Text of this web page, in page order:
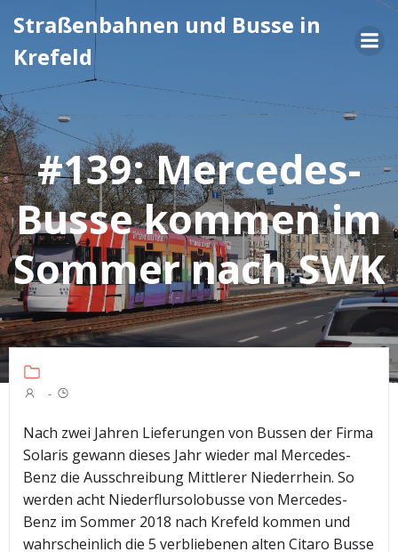
Inhalt
Straßenbahnen und Busse in
Krefeld
#139: Mercedes-
Busse kommen im
Sommer nach SWK
-
Nach zwei Jahren Lieferungen von Bussen der Firma
Solaris gewann dieses Jahr wieder mal Mercedes-
Benz die Ausschreibung Mittlerer Niederrhein. So
werden acht Niederflursolobusse von Mercedes-
Benz im Sommer 2018 nach Krefeld kommen und
wahrscheinlich die 5 verbliebenen alten Citaro Busse